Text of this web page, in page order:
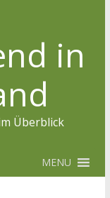
in
Überblick
MENU